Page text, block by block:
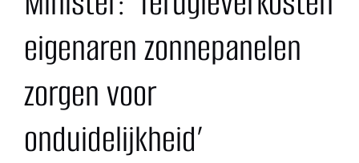
eigenaren zonnepanelen
zorgen voor
onduidelijkheid’